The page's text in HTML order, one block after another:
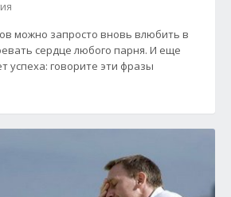
можно запросто вновь влюбить в
сердце любого парня. И еще
успеха: говорите эти фразы